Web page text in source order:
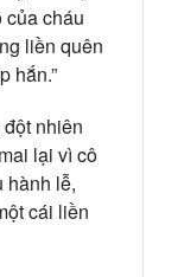
của cháu
liền quên
hắn.”
nhiên
lại vì cô
hành lễ,
cái liền